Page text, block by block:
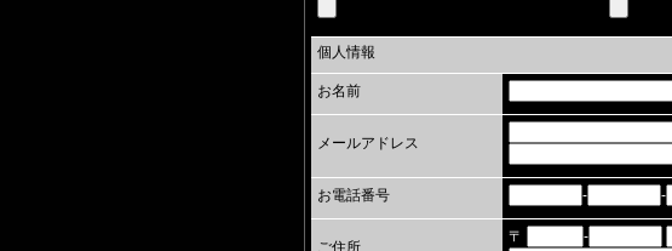
個人情報
お名前
メールアドレス
お電話番号 - -
ご住所
〒 -